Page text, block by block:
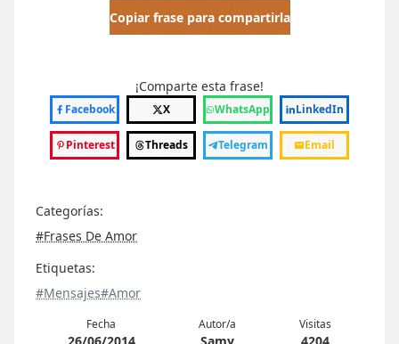
Copiar frase para compartirla
¡Comparte esta frase!
Facebook X WhatsApp LinkedIn
Pinterest Threads Telegram Email
Categorías:
#Frases De Amor
Etiquetas:
#Mensajes#Amor
Fecha Autor/a Visitas